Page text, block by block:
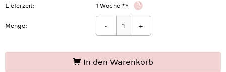
i
Menge: +
In den Warenkorb